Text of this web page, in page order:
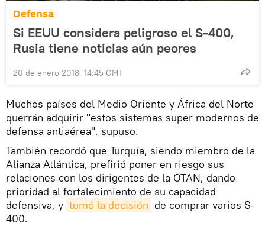
Defensa
Si EEUU considera peligroso el S-400,
Rusia tiene noticias aún peores
20 de enero 2018, 14:45 GMT
Muchos países del Medio Oriente y África del Norte
querrán adquirir "estos sistemas super modernos de
defensa antiaérea", supuso.
También recordó que Turquía, siendo miembro de la
Alianza Atlántica, prefirió poner en riesgo sus
relaciones con los dirigentes de la OTAN, dando
prioridad al fortalecimiento de su capacidad
defensiva, y tomó la decisión de comprar varios S-
400.